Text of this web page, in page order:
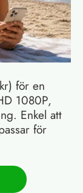
för en
1080P,
Enkel att
för